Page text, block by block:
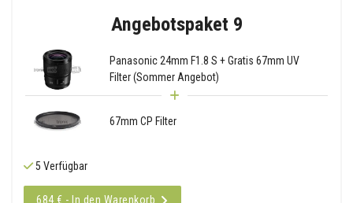
Angebotspaket 9
Panasonic 24mm F1.8 S + Gratis 67mm UV
Filter (Sommer Angebot)
67mm CP Filter
5 Verfügbar
684 € - In den Warenkorb